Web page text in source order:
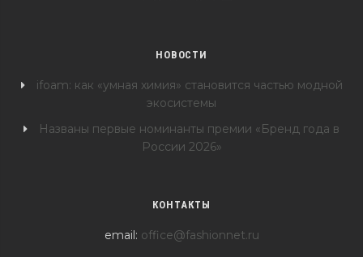
НОВОСТИ
ifoam: как «умная химия» становится частью модной
экосистемы
Названы первые номинанты премии «Бренд года в
России 2026»
КОНТАКТЫ
email: office@fashionnet.ru